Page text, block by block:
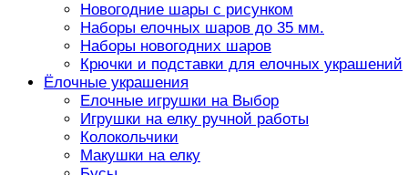
Новогодние шары с рисунком
Наборы елочных шаров до 35 мм.
Наборы новогодних шаров
Крючки и подставки для елочных украшений
Ёлочные украшения
Елочные игрушки на Выбор
Игрушки на елку ручной работы
Колокольчики
Макушки на елку